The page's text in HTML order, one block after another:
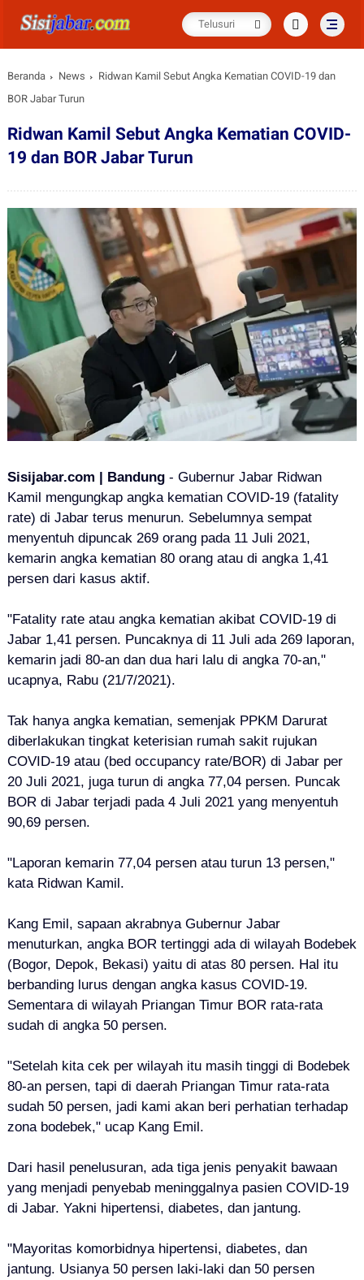
Beranda News
Ridwan Kamil Sebut Angka Kematian COVID-19 dan
BOR Jabar Turun
Ridwan Kamil Sebut Angka Kematian COVID-
19 dan BOR Jabar Turun
Sisijabar.com | Bandung- Gubernur Jabar Ridwan
Kamil mengungkap angka kematian COVID-19 (fatality
rate) di Jabar terus menurun. Sebelumnya sempat
menyentuh dipuncak 269 orang pada 11 Juli 2021,
kemarin angka kematian 80 orang atau di angka 1,41
persen dari kasus aktif.
"Fatality rate atau angka kematian akibat COVID-19 di
Jabar 1,41 persen. Puncaknya di 11 Juli ada 269 laporan,
kemarin jadi 80-an dan dua hari lalu di angka 70-an,"
ucapnya, Rabu (21/7/2021).
Tak hanya angka kematian, semenjak PPKM Darurat
diberlakukan tingkat keterisian rumah sakit rujukan
COVID-19 atau (bed occupancy rate/BOR) di Jabar per
20 Juli 2021, juga turun di angka 77,04 persen. Puncak
BOR di Jabar terjadi pada 4 Juli 2021 yang menyentuh
90,69 persen.
"Laporan kemarin 77,04 persen atau turun 13 persen,"
kata Ridwan Kamil.
Kang Emil, sapaan akrabnya Gubernur Jabar
menuturkan, angka BOR tertinggi ada di wilayah Bodebek
(Bogor, Depok, Bekasi) yaitu di atas 80 persen. Hal itu
berbanding lurus dengan angka kasus COVID-19.
Sementara di wilayah Priangan Timur BOR rata-rata
sudah di angka 50 persen.
"Setelah kita cek per wilayah itu masih tinggi di Bodebek
80-an persen, tapi di daerah Priangan Timur rata-rata
sudah 50 persen, jadi kami akan beri perhatian terhadap
zona bodebek," ucap Kang Emil.
Dari hasil penelusuran, ada tiga jenis penyakit bawaan
yang menjadi penyebab meninggalnya pasien COVID-19
di Jabar. Yakni hipertensi, diabetes, dan jantung.
"Mayoritas komorbidnya hipertensi, diabetes, dan
jantung. Usianya 50 persen laki-laki dan 50 persen